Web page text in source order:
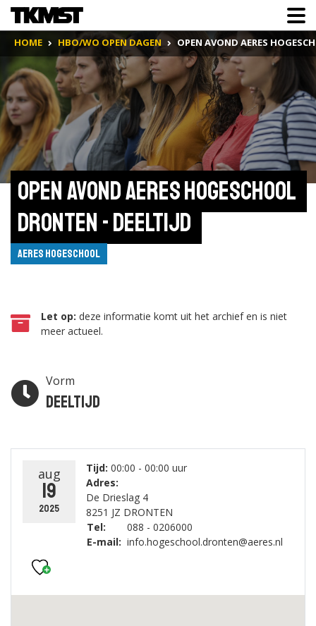
HOME HBO/WO OPEN DAGEN OPEN AVOND AERES
Open Avond Aeres Hogeschool
Dronten - deeltijd
Aeres Hogeschool
Let op: deze informatie komt uit het archief en is niet
meer actueel.
Vorm
Deeltijd
aug
19
2025
Tijd: 00:00 - 00:00 uur
Adres:
De Drieslag 4
8251 JZ DRONTEN
Tel:
E-mail:
088 - 0206000
info.hogeschool.dronten@aeres.nl